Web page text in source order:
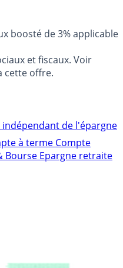
boosté de 3% applicable
et fiscaux. Voir
cette offre.
indépendant de l'épargne
à terme Compte
Bourse Epargne retraite